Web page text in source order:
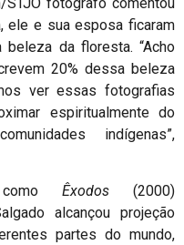
ele e sua esposa ficaram
da floresta. “Acho
20% dessa beleza
ver essas fotografias
espiritualmente do
indígenas”,
comoÊxodos (2000)
alcançou projeção
partes do mundo,